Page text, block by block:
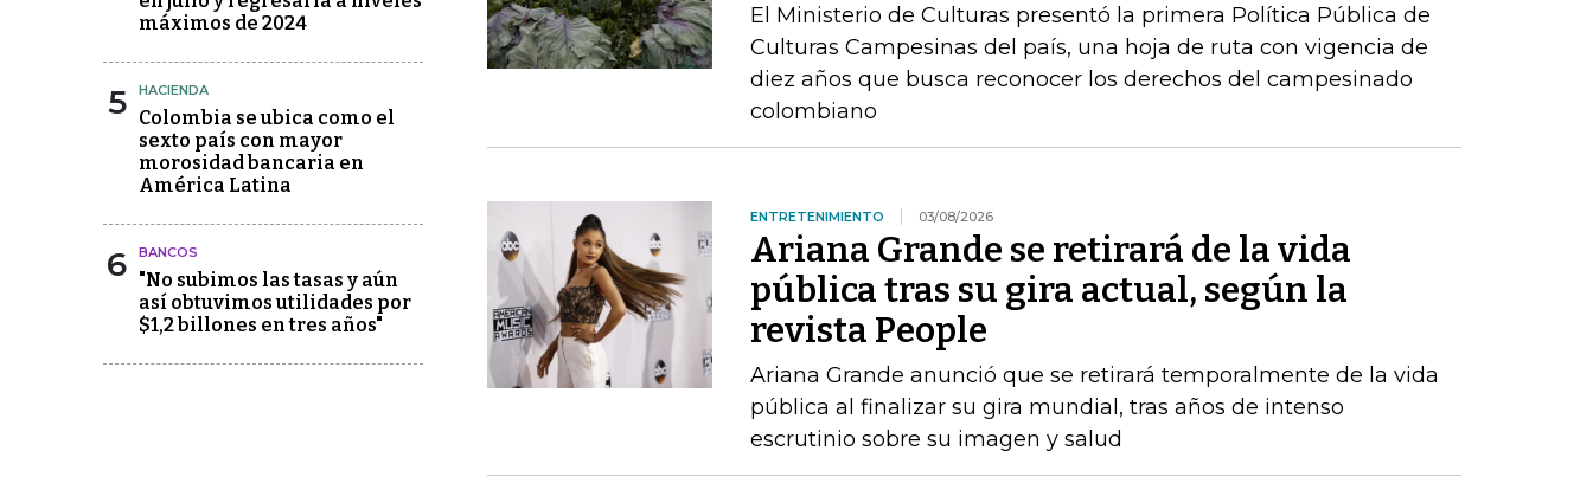
máximos de 2024
5 HACIENDA
Colombia se ubica como el
sexto país con mayor
morosidad bancaria en
América Latina
6 BANCOS
"No subimos las tasas y aún
así obtuvimos utilidades por
$1,2 billones en tres años"
El Ministerio de Culturas presentó la primera Política Pública de
Culturas Campesinas del país, una hoja de ruta con vigencia de
diez años que busca reconocer los derechos del campesinado
colombiano
ENTRETENIMIENTO 03/08/2026
Ariana Grande se retirará de la vida
pública tras su gira actual, según la
revista People
Ariana Grande anunció que se retirará temporalmente de la vida
pública al finalizar su gira mundial, tras años de intenso
escrutinio sobre su imagen y salud